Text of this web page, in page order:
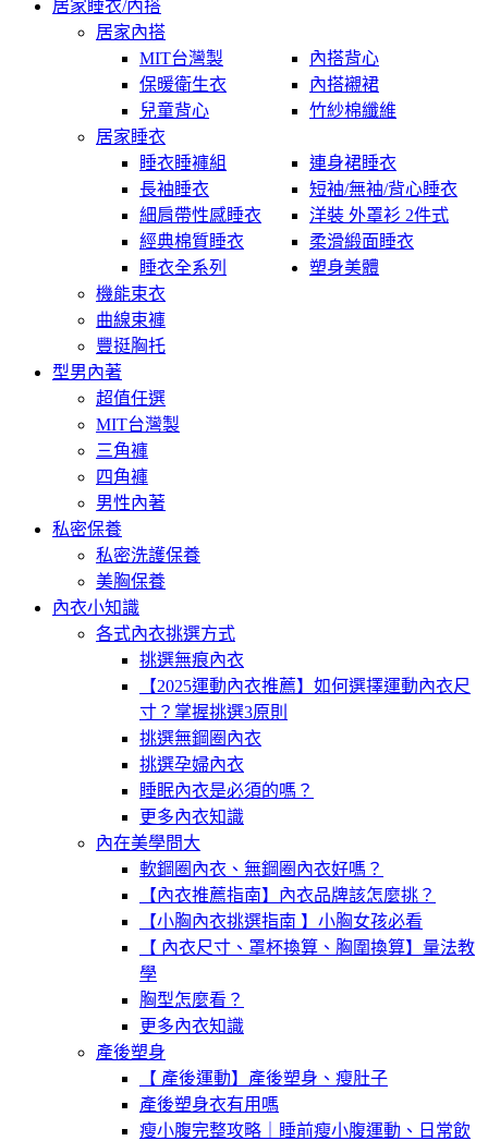
居家睡衣/內搭
居家內搭
MIT台灣製
內搭背心
保暖衛生衣
內搭襯裙
兒童背心
竹紗棉纖維
居家睡衣
睡衣睡褲組
連身裙睡衣
長袖睡衣
短袖/無袖/背心睡衣
細肩帶性感睡衣
洋裝 外罩衫 2件式
經典棉質睡衣
柔滑緞面睡衣
睡衣全系列
塑身美體
機能束衣
曲線束褲
豐挺胸托
型男內著
超值任選
MIT台灣製
三角褲
四角褲
男性內著
私密保養
私密洗護保養
美胸保養
內衣小知識
各式內衣挑選方式
挑選無痕內衣
【2025運動內衣推薦】如何選擇運動內衣尺
寸？掌握挑選3原則
挑選無鋼圈內衣
挑選孕婦內衣
睡眠內衣是必須的嗎？
更多內衣知識
內在美學問大
軟鋼圈內衣、無鋼圈內衣好嗎？
【內衣推薦指南】內衣品牌該怎麼挑？
【小胸內衣挑選指南 】小胸女孩必看
【 內衣尺寸、罩杯換算、胸圍換算】量法教
學
胸型怎麼看？
更多內衣知識
產後塑身
【 產後運動】產後塑身、瘦肚子
產後塑身衣有用嗎
瘦小腹完整攻略｜睡前瘦小腹運動、日常飲